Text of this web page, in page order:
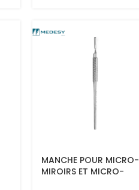
MANCHE POUR MICRO-
MIROIRS ET MICRO-